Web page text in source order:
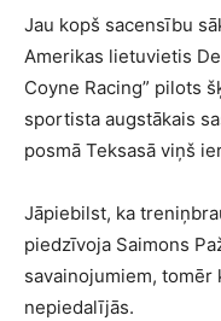
Jau kopš sacensību
Amerikas lietuvietis
Coyne Racing” pilots
sportista augstākais
posmā Teksasā viņš
Jāpiebilst, ka
piedzīvoja Saimons
savainojumiem, tomēr
nepiedalījās.